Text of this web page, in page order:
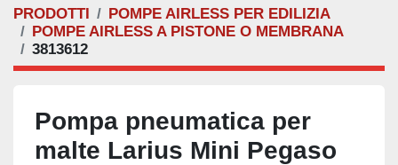
PRODOTTI
POMPE AIRLESS PER EDILIZIA
POMPE AIRLESS A PISTONE O MEMBRANA
3813612
Pompa pneumatica per
malte Larius Mini Pegaso